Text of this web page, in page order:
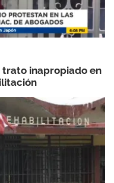
trato inapropiado en